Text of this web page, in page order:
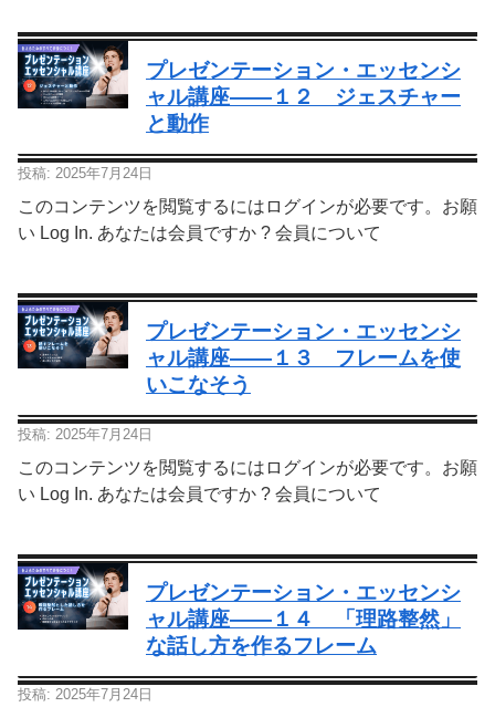
プレゼンテーション・エッセンシ
ャル講座—―１２ ジェスチャー
と動作
投稿: 2025年7月24日
このコンテンツを閲覧するにはログインが必要です。お願
い Log In. あなたは会員ですか ? 会員について
プレゼンテーション・エッセンシ
ャル講座—―１３ フレームを使
いこなそう
投稿: 2025年7月24日
このコンテンツを閲覧するにはログインが必要です。お願
い Log In. あなたは会員ですか ? 会員について
プレゼンテーション・エッセンシ
ャル講座—―１４ 「理路整然」
な話し方を作るフレーム
投稿: 2025年7月24日